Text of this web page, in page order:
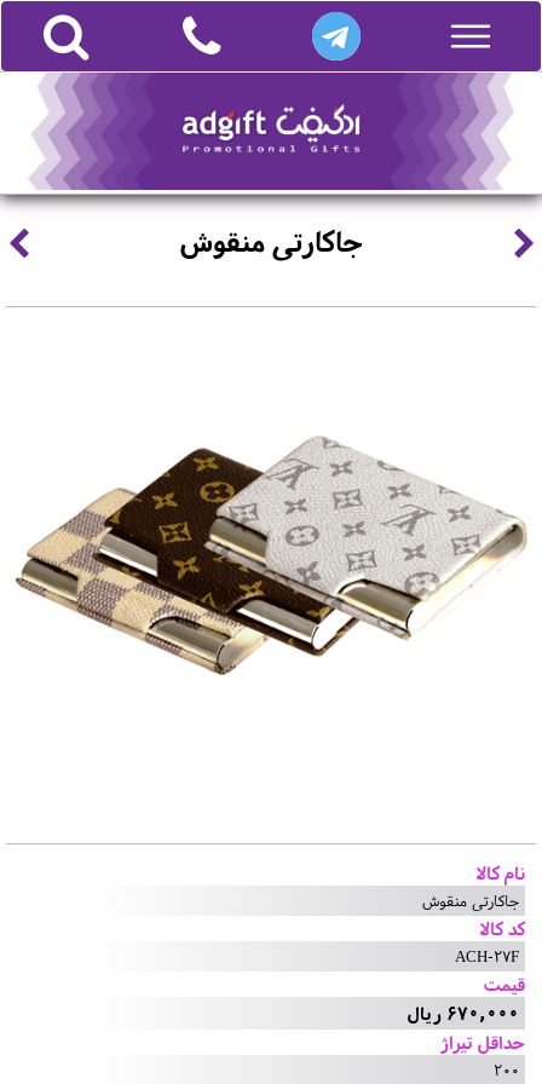
جاکارتی منقوش
نام کالا
جاکارتی منقوش
کد کالا
ACH-27F
قیمت
670,000 ریال
حداقل تیراژ
200